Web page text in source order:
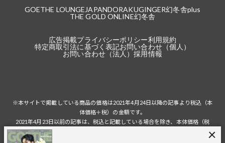
GOETHE LOUNGE JAPANDORAKUGINGER幻冬舎plus
THE GOLD ONLINE幻冬舎
広告掲載プライバシーポリシー利用規約
特定商取引法に基づく表記お問い合わせ（個人）
お問い合わせ（法人）採用情報
※本サイトで掲載している商品の価格は2021年4月24日以降の記事より税込（本
体価格＋税）の金額です。
2021年4月23日以前の記事は、税込と記載している場合を除き、本体価格（税
税込の場合の税額は掲載当時の税率に準じます。